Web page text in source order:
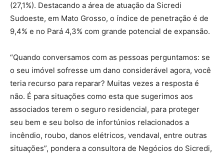
(27,1%). Destacando a área de atuação da Sicredi
Sudoeste, em Mato Grosso, o índice de penetração é de
9,4% e no Pará 4,3% com grande potencial de expansão.
“Quando conversamos com as pessoas perguntamos: se
o seu imóvel sofresse um dano considerável agora, você
teria recurso para reparar? Muitas vezes a resposta é
não. É para situações como esta que sugerimos aos
associados terem o seguro residencial, para proteger
seu bem e seu bolso de infortúnios relacionados a
incêndio, roubo, danos elétricos, vendaval, entre outras
situações”, pondera a consultora de Negócios do Sicredi,